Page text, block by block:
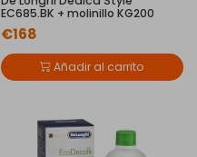
EC685.BK + molinillo KG200
€168
Añadir al carrito